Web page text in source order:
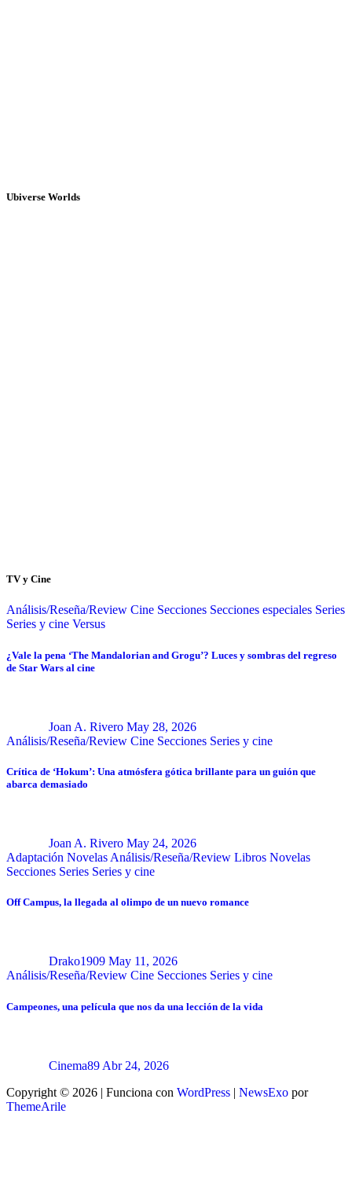
Ubiverse Worlds
TV y Cine
Análisis/Reseña/Review Cine Secciones Secciones especiales Series
Series y cine Versus
¿Vale la pena ‘The Mandalorian and Grogu’? Luces y sombras del regreso
de Star Wars al cine
Joan A. Rivero May 28, 2026
Análisis/Reseña/Review Cine Secciones Series y cine
Crítica de ‘Hokum’: Una atmósfera gótica brillante para un guión que
abarca demasiado
Joan A. Rivero May 24, 2026
Adaptación Novelas Análisis/Reseña/Review Libros Novelas
Secciones Series Series y cine
Off Campus, la llegada al olimpo de un nuevo romance
Drako1909 May 11, 2026
Análisis/Reseña/Review Cine Secciones Series y cine
Campeones, una película que nos da una lección de la vida
Cinema89 Abr 24, 2026
Copyright © 2026 | Funciona con WordPress | NewsExo por
ThemeArile